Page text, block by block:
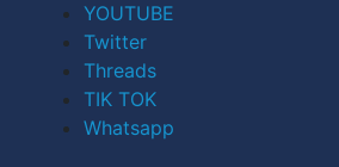
YOUTUBE
Twitter
Threads
TIK TOK
Whatsapp